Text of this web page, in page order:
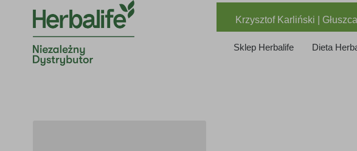
Krzysztof Karliński |
Sklep Herbalife Dieta